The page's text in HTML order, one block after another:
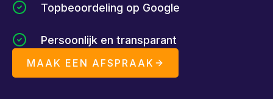
Topbeoordeling op Google
Persoonlijk en transparant
MAAK EEN AFSPRAAK